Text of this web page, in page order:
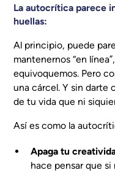
La autocrítica parece
huellas:
Al principio, puede
mantenernos “en
equivoquemos. Pero
una cárcel. Y sin darte
de tu vida que ni
Así es como la
Apaga tu
hace pensar que